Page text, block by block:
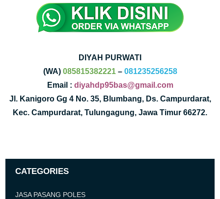
DIYAH PURWATI
(WA) 085815382221– 081235256258
Email : diyahdp95bas@gmail.com
Jl. Kanigoro Gg 4 No. 35, Blumbang, Ds. Campurdarat,
Kec. Campurdarat, Tulungagung, Jawa Timur 66272.
CATEGORIES
JASA PASANG POLES